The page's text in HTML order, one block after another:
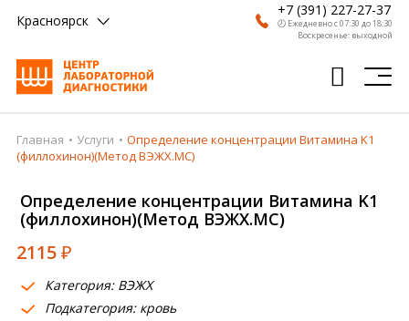
Красноярск
+7 (391) 227-27-37
🕗 Ежедневно с 07:30 до 18:30
Воскресенье: выходной
Главная
Врачи
Получить результат
Пациентам
Главная Услуги
Определение концентрации Витамина K1
(филлохинон)(Метод ВЭЖХ.МС)
Определение концентрации Витамина K1
(филлохинон)(Метод ВЭЖХ.МС)
2115₽
Категория: ВЭЖХ
Подкатегория: кровь